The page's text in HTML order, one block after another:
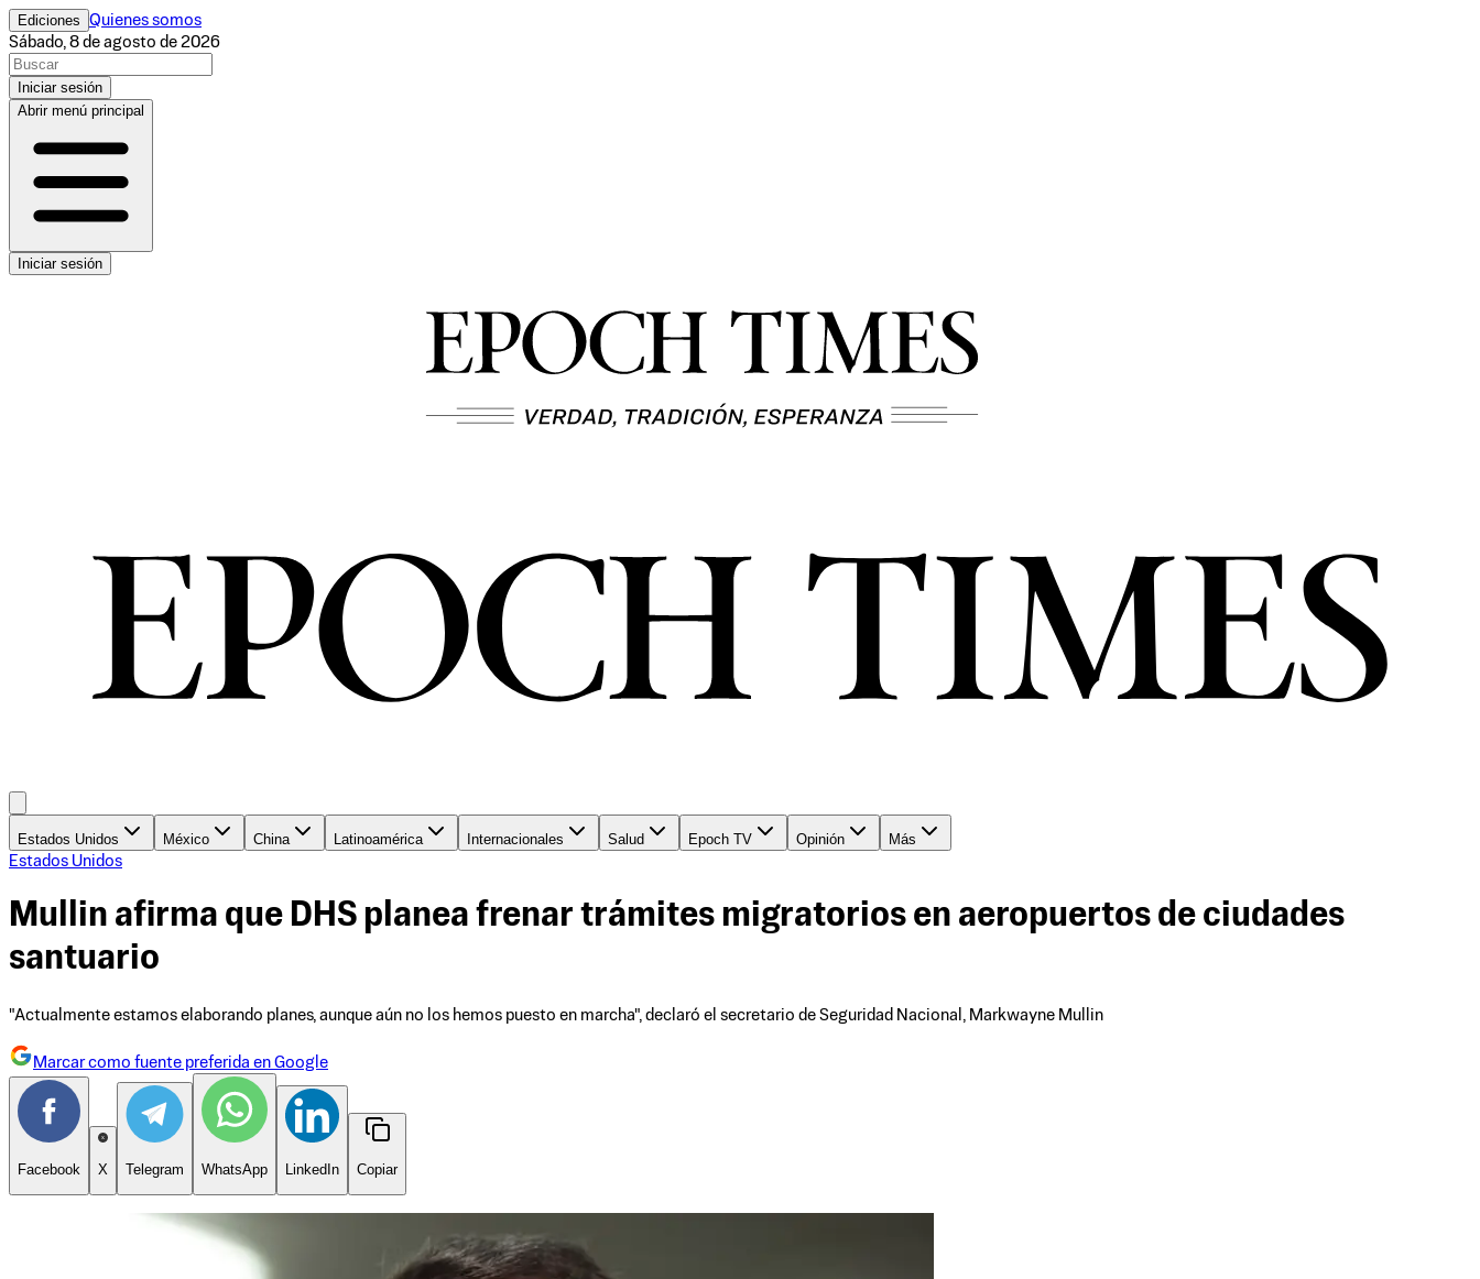
Ediciones Quienes somos
Sábado, 8 de agosto de 2026
Iniciar sesión
Abrir menú principal
Iniciar sesión
Estados Unidos México China Latinoamérica Internacionales Salud Epoch TV Opinión
Más
Estados Unidos
Mullin afirma que DHS planea frenar trámites migratorios en aeropuertos de ciudades
santuario
"Actualmente estamos elaborando planes, aunque aún no los hemos puesto en marcha", declaró el secretario de Seguridad Nacional, Markwayne Mullin
Marcar como fuente preferida en Google
Facebook X Telegram WhatsApp LinkedIn Copiar